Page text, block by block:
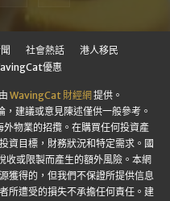
社會熱話
港人移民
優惠
WavingCat 財經網提供。
建議或意見陳述僅供一般參考。
物業的招攬。在購買任何投資產
資目標，財務狀況和特定需求。國
收或限製而產生的額外風險。本網
獲得的，但我們不保證所提供信息
所遭受的損失不承擔任何責任。建